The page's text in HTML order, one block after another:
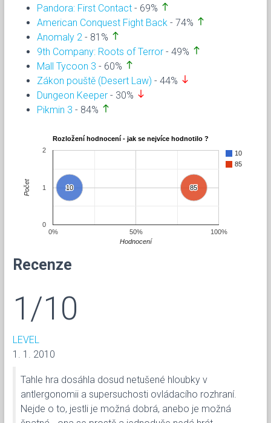
Pandora: First Contact - 69% north
American Conquest Fight Back - 74% north
Anomaly 2 - 81% north
9th Company: Roots of Terror - 49% north
Mall Tycoon 3 - 60% north
Zákon pouště (Desert Law) - 44% south
Dungeon Keeper - 30% south
Pikmin 3 - 84% north
Rozložení hodnocení - jak se nejvíce hodnotilo ?
10
85
10
10 85
85
0% 50% 100%
0
1
2
Hodnocení
Počet
Recenze
1/10
LEVEL
1. 1. 2010
Tahle hra dosáhla dosud netušené hloubky v
antlergonomii a supersuchosti ovládacího rozhraní.
Nejde o to, jestli je možná dobrá, anebo je možná